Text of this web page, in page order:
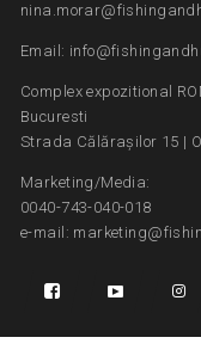
Email:
Complex expozitional
Bucuresti
Strada Călărașilor 15 |
Marketing/Media:
0040-743-040-018
e-mail: